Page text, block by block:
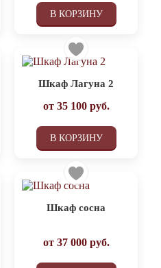
В КОРЗИНУ
Шкаф Лагуна 2
от 35 100руб.
В КОРЗИНУ
Шкаф сосна
от 37 000руб.